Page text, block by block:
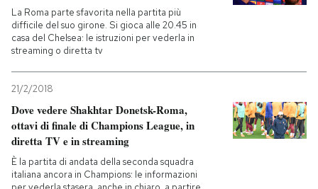
La Roma parte sfavorita nella partita più
difficile del suo girone. Si gioca alle 20.45 in
casa del Chelsea: le istruzioni per vederla in
streaming o diretta tv
21/2/2018
Dove vedere Shakhtar Donetsk-Roma,
ottavi di finale di Champions League, in
diretta TV e in streaming
È la partita di andata della seconda squadra
italiana ancora in Champions: le informazioni